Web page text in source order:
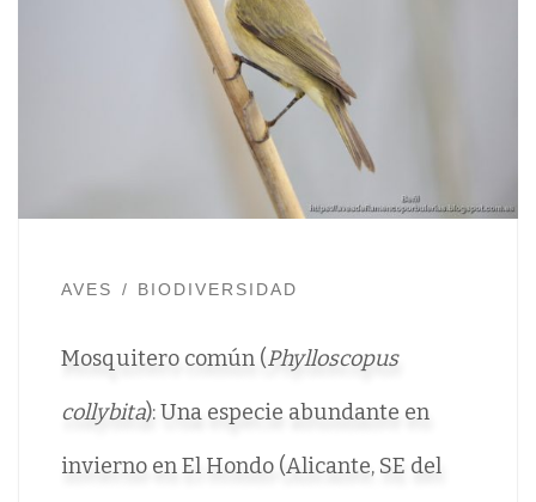
AVES BIODIVERSIDAD
Mosquitero común (Phylloscopus
collybita): Una especie abundante en
invierno en El Hondo (Alicante, SE del